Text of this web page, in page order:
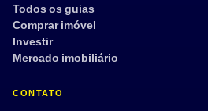
Todos os guias
Comprar imóvel
Investir
Mercado imobiliário
CONTATO